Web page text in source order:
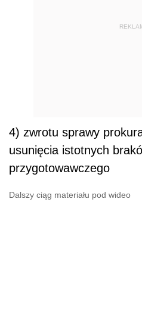
4) zwrotu sprawy
usunięcia istotnych
przygotowawczego
Dalszy ciąg materiału pod wideo